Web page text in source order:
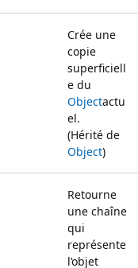
Crée une
copie
superficiell
e du
Objectactu
el.
(Hérité de
Object)
Retourne
une chaîne
qui
représente
l’objet